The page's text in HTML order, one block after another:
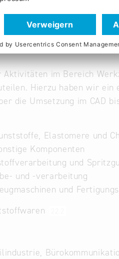
und
Bauteilverzug im Spritzguss
Aktivitäten im Bereich
Hierzu haben wir ein
die Umsetzung im CAD
Elastomere und
Komponenten
und
und -verarbeitung
und